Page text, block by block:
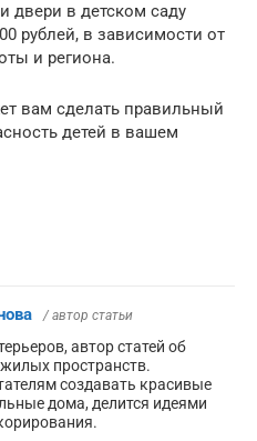
двери в детском саду
рублей, в зависимости от
и региона.
вам сделать правильный
детей в вашем
/ автор статьи
автор статей об
пространств.
создавать красивые
дома, делится идеями